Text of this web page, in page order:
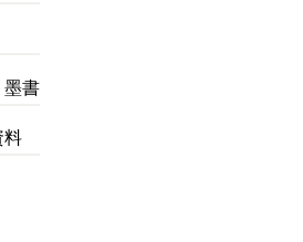
書
料